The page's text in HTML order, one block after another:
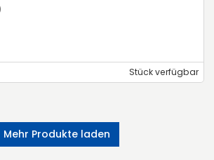
Stück verfügbar
Mehr Produkte laden